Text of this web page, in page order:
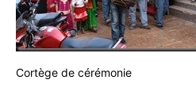
Cortège de cérémonie